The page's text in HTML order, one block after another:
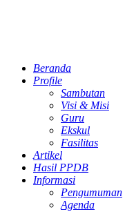
Beranda
Profile
Sambutan
Visi & Misi
Guru
Ekskul
Fasilitas
Artikel
Hasil PPDB
Informasi
Pengumuman
Agenda